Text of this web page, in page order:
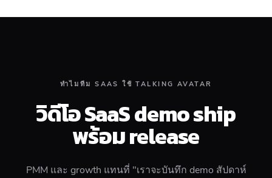
ทำไมทีม SAAS ใช้ TALKING AVATAR
วิดีโอ SaaS demo ship
พร้อม release
PMM และ growth แทนที่ "เราจะบันทึก demo สัปดาห์